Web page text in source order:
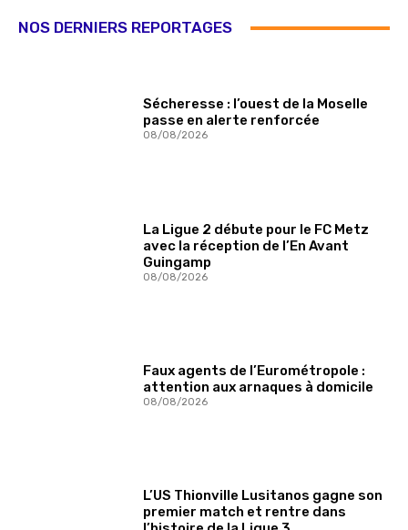
NOS DERNIERS REPORTAGES
Sécheresse : l’ouest de la Moselle
passe en alerte renforcée
08/08/2026
La Ligue 2 débute pour le FC Metz
avec la réception de l’En Avant
Guingamp
08/08/2026
Faux agents de l’Eurométropole :
attention aux arnaques à domicile
08/08/2026
L’US Thionville Lusitanos gagne son
premier match et rentre dans